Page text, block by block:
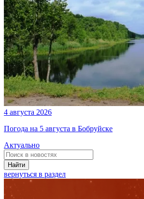
4 августа 2026
Погода на 5 августа в Бобруйске
Актуально
Найти
вернуться в раздел